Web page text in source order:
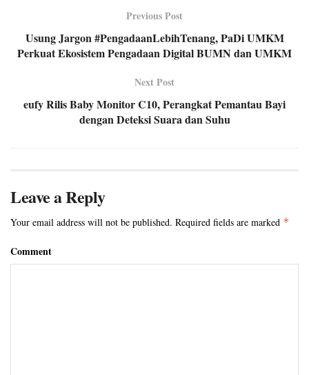
Previous Post
Usung Jargon #PengadaanLebihTenang, PaDi UMKM
Perkuat Ekosistem Pengadaan Digital BUMN dan UMKM
Next Post
eufy Rilis Baby Monitor C10, Perangkat Pemantau Bayi
dengan Deteksi Suara dan Suhu
Leave a Reply
Your email address will not be published. Required fields are marked *
Comment